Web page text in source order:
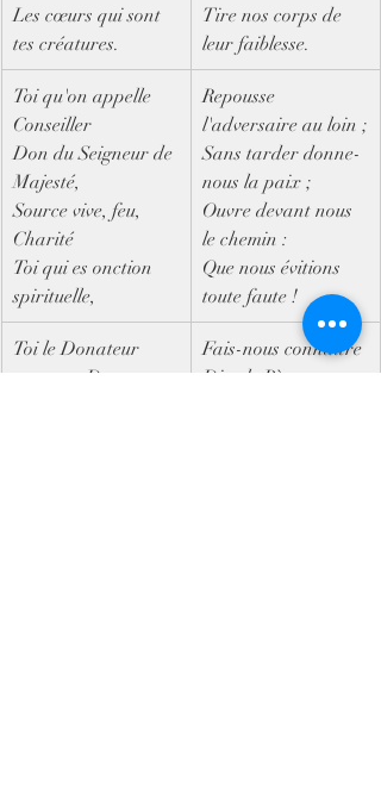
Les cœurs qui sont
tes créatures.
Tire nos corps de
leur faiblesse.
Toi qu'on appelle
Conseiller
Don du Seigneur de
Majesté,
Source vive, feu,
Charité
Toi qui es onction
spirituelle,
Repousse
l'adversaire au loin ;
Sans tarder donne-
nous la paix ;
Ouvre devant nous
le chemin :
Que nous évitions
toute faute !
Toi le Donateur
aux sept Dons,
Fais-nous connaître
Dieu le Père,